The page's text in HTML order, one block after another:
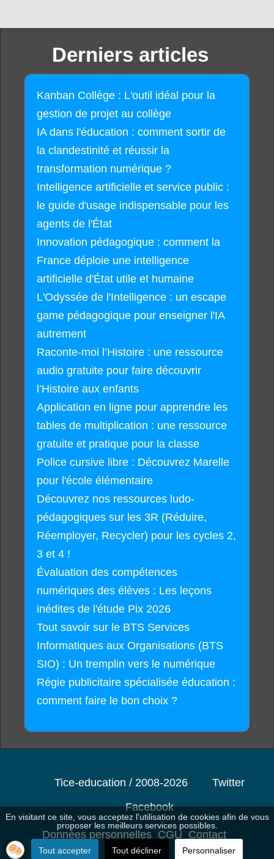
Derniers articles
Kanban Collège : L'outil idéal pour la
gestion de projet au collège
IA dans l'éducation : comment sortir de
la clandestinité et réussir la
transformation numérique ?
Intelligence artificielle et service public :
le guide d'usage indispensable pour les
agents de l'État
Innovation pédagogique : comment la
France déploie une intelligence
artificielle d'État utile et humaine
L'Odyssée de l'Intelligence : un escape
game pédagogique pour enseigner l'IA
autrement
Raconte-moi l’Histoire : une ressource
audio gratuite pour faire découvrir
l’Histoire aux enfants
Application en ligne pour apprendre les
tables de multiplication : une ressource
gratuite et pratique pour la classe
Police cursive libre : Découvrez Marelle
pour l'école élémentaire
Découvrez nos ressources ludo-
pédagogiques sur les 3R (Réduire,
Réemployer, Recycler) pour les cycles 2,
3 et 4 !
Évaluation des compétences
numériques des élèves : Les leçons
inédites de l'étude Pix 2026
Tout savoir sur le BTS Services
Informatiques aux Organisations (BTS
SIO) : Un tremplin vers le numérique
Régie publicitaire spécialisée éducation :
comment faire le bon choix ?
Tice-education / 2008-2026
Twitter
Facebook
Données personnelles CGU Contact
En visitant ce site, vous acceptez l'utilisation de cookies afin de vous
proposer les meilleurs services possibles.
Tout accepter Tout décliner Personnaliser